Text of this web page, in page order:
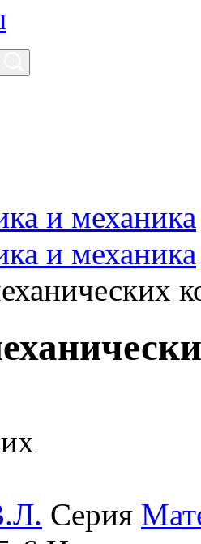
и механика
и механика
Серия